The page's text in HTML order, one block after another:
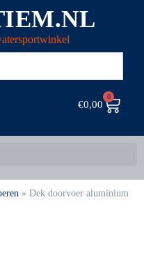
€0,00
0
» Dek doorvoer aluminium